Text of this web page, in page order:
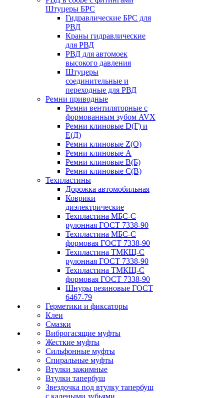
Штуцеры БРС
Гидравлические БРС для
РВД
Краны гидравлические
для РВД
РВД для автомоек
высокого давления
Штуцеры
соединительные и
переходные для РВД
Ремни приводные
Ремни вентиляторные с
формованным зубом AVX
Ремни клиновые D(Г) и
Е(Д)
Ремни клиновые Z(О)
Ремни клиновые А
Ремни клиновые В(Б)
Ремни клиновые С(В)
Техпластины
Дорожка автомобильная
Коврики
диэлектрические
Техпластина МБС-С
рулонная ГОСТ 7338-90
Техпластина МБС-С
формовая ГОСТ 7338-90
Техпластина ТМКЩ-С
рулонная ГОСТ 7338-90
Техпластина ТМКЩ-С
формовая ГОСТ 7338-90
Шнуры резиновые ГОСТ
6467-79
Герметики и фиксаторы
Клеи
Смазки
Виброгасящие муфты
Жесткие муфты
Сильфонные муфты
Спиральные муфты
Втулки зажимные
Втулки тапербуш
Звездочка под втулку тапербуш
c калеными зубьями